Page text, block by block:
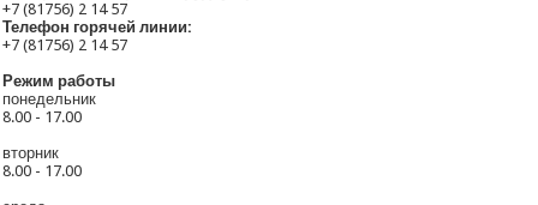
+7 (81756) 2 14 57
Телефон горячей линии:
+7 (81756) 2 14 57
Режим работы
понедельник
8.00 - 17.00
вторник
8.00 - 17.00